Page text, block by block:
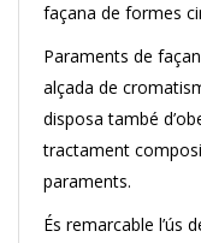
façana de formes
Paraments de
alçada de
disposa també
tractament
paraments.
És remarcable l’ús